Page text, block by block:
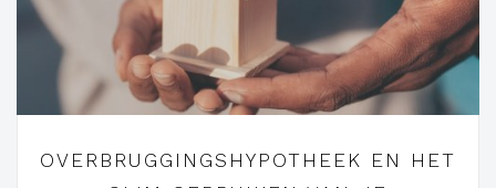
OVERBRUGGINGSHYPOTHEEK EN HET